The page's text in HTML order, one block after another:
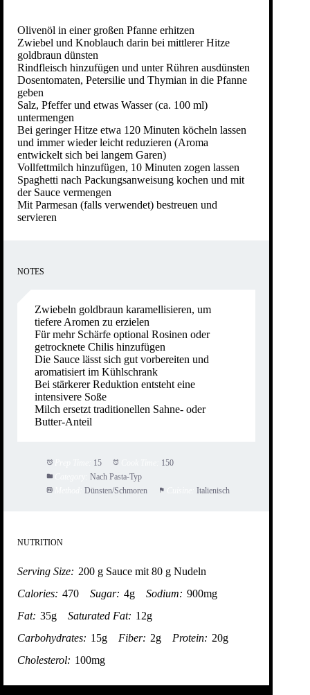
Olivenöl in einer großen Pfanne erhitzen
Zwiebel und Knoblauch darin bei mittlerer Hitze
goldbraun dünsten
Rindfleisch hinzufügen und unter Rühren ausdünsten
Dosentomaten, Petersilie und Thymian in die Pfanne
geben
Salz, Pfeffer und etwas Wasser (ca. 100 ml)
untermengen
Bei geringer Hitze etwa 120 Minuten köcheln lassen
und immer wieder leicht reduzieren (Aroma
entwickelt sich bei langem Garen)
Vollfettmilch hinzufügen, 10 Minuten zogen lassen
Spaghetti nach Packungsanweisung kochen und mit
der Sauce vermengen
Mit Parmesan (falls verwendet) bestreuen und
servieren
NOTES
Zwiebeln goldbraun karamellisieren, um
tiefere Aromen zu erzielen
Für mehr Schärfe optional Rosinen oder
getrocknete Chilis hinzufügen
Die Sauce lässt sich gut vorbereiten und
aromatisiert im Kühlschrank
Bei stärkerer Reduktion entsteht eine
intensivere Soße
Milch ersetzt traditionellen Sahne- oder
Butter-Anteil
15
150
Nach Pasta-Typ
Dünsten/Schmoren Italienisch
NUTRITION
Serving Size: 200 g Sauce mit 80 g Nudeln
Calories: 470 Sugar: 4g Sodium: 900mg
Fat: 35g Saturated Fat: 12g
Carbohydrates: 15g Fiber: 2g Protein: 20g
Cholesterol: 100mg